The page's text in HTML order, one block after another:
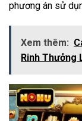
phương án sử
Xem thêm:
Rinh Thưởng